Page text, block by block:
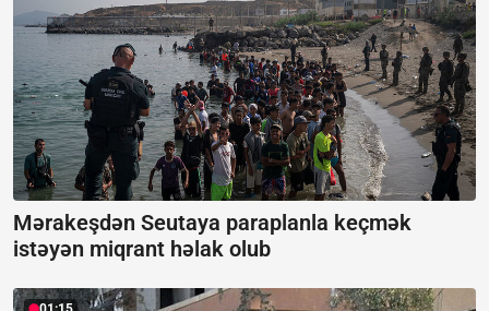
Mərakeşdən Seutaya paraplanla keçmək
istəyən miqrant həlak olub